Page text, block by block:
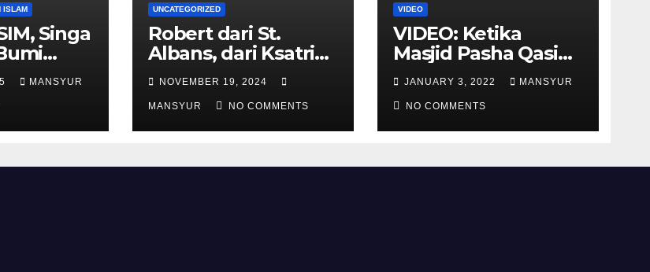
ISLAM
Singa
MANSYUR
UNCATEGORIZED
Robert dari St.
Albans, dari Ksatria
Templar Menjadi
Komandan Pasukan
Shalahuddin
Merebut Kembali
NOVEMBER 19, 2024
MANSYUR NO COMMENTS
VIDEO
VIDEO: Ketika
Masjid Pasha Qasim
Diubah Menjadi
Gereja Katolik di
Pecs, Hungaria
JANUARY 3, 2022 MANSYUR
NO COMMENTS